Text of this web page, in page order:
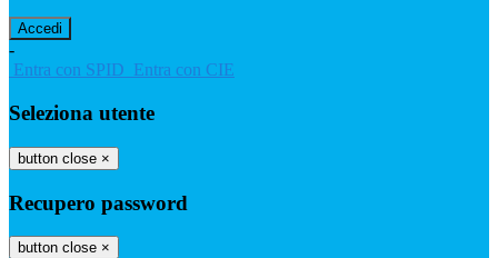
-
Entra con SPID Entra con CIE
Seleziona utente
button close ×
Recupero password
button close ×